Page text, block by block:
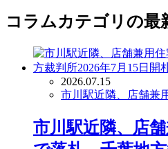
カ
コラムカテゴリの最
2026.07.15
市川駅近隣、店舗兼
市川駅近隣、店